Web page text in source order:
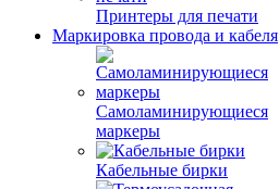
Принтеры для печати
Маркировка провода и кабеля
Самоламинирующиеся
маркеры
Кабельные бирки